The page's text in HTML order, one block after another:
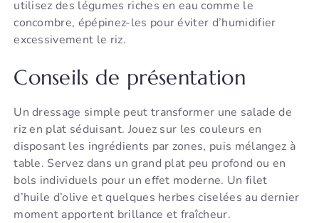
utilisez des légumes riches en eau comme le
concombre, épépinez-les pour éviter d’humidifier
excessivement le riz.
Conseils de présentation
Un dressage simple peut transformer une salade de
riz en plat séduisant. Jouez sur les couleurs en
disposant les ingrédients par zones, puis mélangez à
table. Servez dans un grand plat peu profond ou en
bols individuels pour un effet moderne. Un filet
d’huile d’olive et quelques herbes ciselées au dernier
moment apportent brillance et fraîcheur.